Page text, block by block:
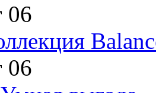
06
06